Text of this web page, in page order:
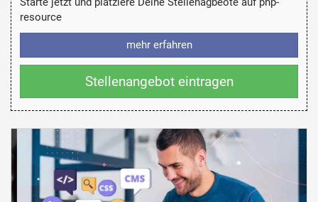
resource
mehr erfahren
Stellenangebot eintragen